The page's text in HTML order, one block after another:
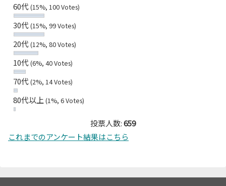
60代(15%, 100 Votes)
30代(15%, 99 Votes)
20代(12%, 80 Votes)
10代(6%, 40 Votes)
70代(2%, 14 Votes)
80代以上 (1%, 6 Votes)
投票人数:659
これまでのアンケート結果はこちら